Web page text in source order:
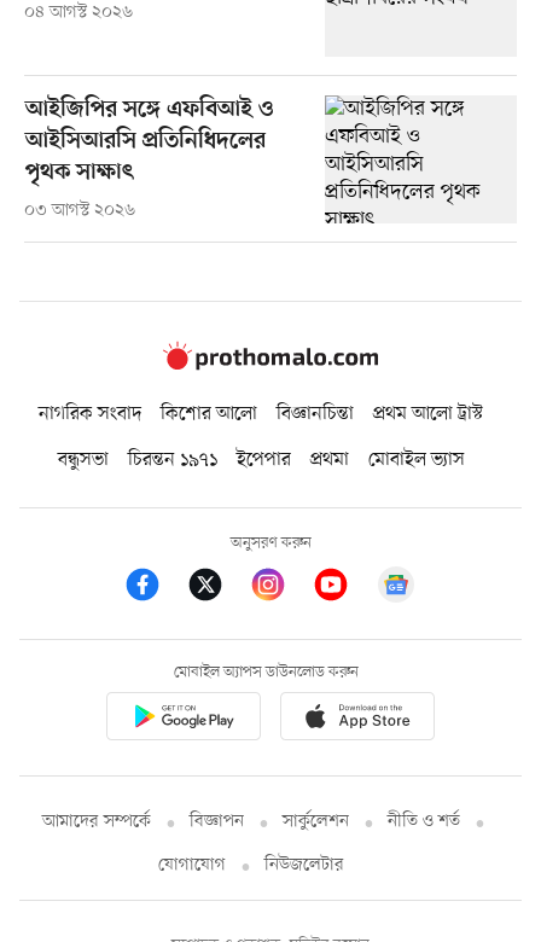
০৪ আগস্ট ২০২৬
আইজিপির সঙ্গে এফবিআই ও
আইসিআরসি প্রতিনিধিদলের
পৃথক সাক্ষাৎ
০৩ আগস্ট ২০২৬
নাগরিক সংবাদ কিশোর আলো বিজ্ঞানচিন্তা
প্রথম আলো ট্রাস্ট
বন্ধুসভা
চিরন্তন ১৯৭১ ইপেপার প্রথমা মোবাইল ভ্যাস
অনুসরণ করুন
মোবাইল অ্যাপস ডাউনলোড করুন
আমাদের সম্পর্কে বিজ্ঞাপন সার্কুলেশন
নীতি ও শর্ত
যোগাযোগ
নিউজলেটার